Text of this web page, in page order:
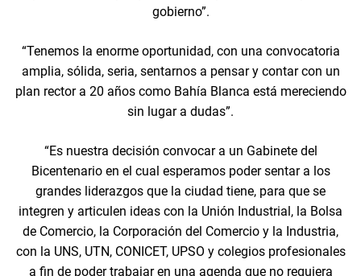
gobierno”.
“Tenemos la enorme oportunidad, con una convocatoria
amplia, sólida, seria, sentarnos a pensar y contar con un
plan rector a 20 años como Bahía Blanca está mereciendo
sin lugar a dudas”.
“Es nuestra decisión convocar a un Gabinete del
Bicentenario en el cual esperamos poder sentar a los
grandes liderazgos que la ciudad tiene, para que se
integren y articulen ideas con la Unión Industrial, la Bolsa
de Comercio, la Corporación del Comercio y la Industria,
con la UNS, UTN, CONICET, UPSO y colegios profesionales
a fin de poder trabajar en una agenda que no requiera